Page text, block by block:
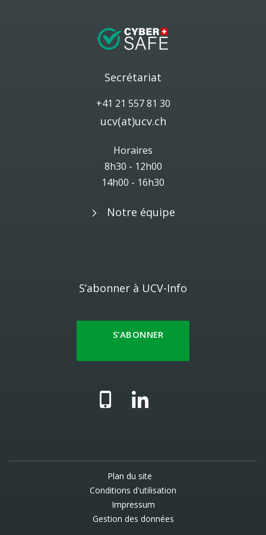
Secrétariat
+41 21 557 81 30
ucv(at)ucv.ch
Horaires
8h30 - 12h00
14h00 - 16h30
Notre équipe
S’abonner à UCV-Info
S’ABONNER
Plan du site
Conditions d'utilisation
Impressum
Gestion des données